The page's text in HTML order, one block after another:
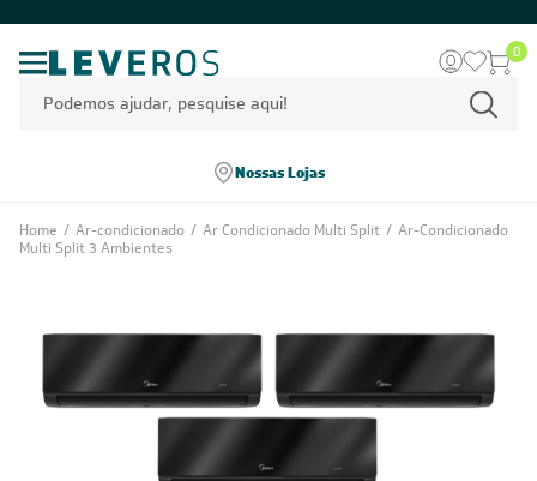
0
Nossas Lojas
Home / Ar-condicionado / Ar Condicionado Multi Split / Ar-Condicionado
Multi Split 3 Ambientes